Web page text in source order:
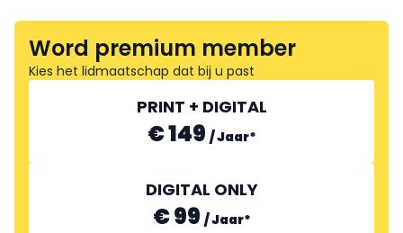
Word premium member
Kies het lidmaatschap dat bij u past
PRINT + DIGITAL
€ 149 /Jaar*
DIGITAL ONLY
€ 99 /Jaar*